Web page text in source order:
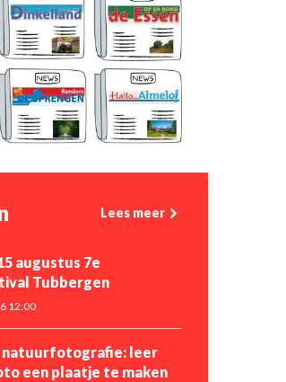
Lees meer
augustus 7e
Tubbergen
12:00
natuurfotografie: leer
een plaatje te maken